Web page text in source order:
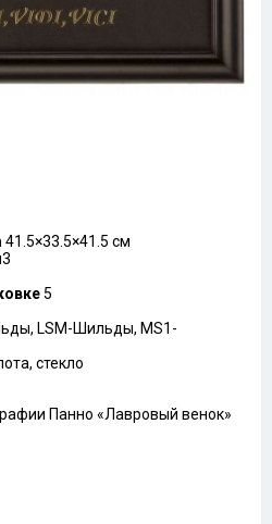
41.5×33.5×41.5 см
5
LSM-Шильды, MS1-
стекло
Панно «Лавровый венок»